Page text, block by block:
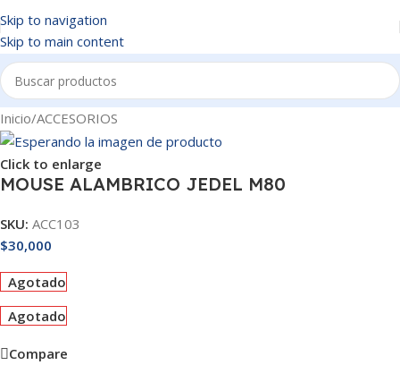
Skip to navigation
Skip to main content
Inicio/ACCESORIOS
Click to enlarge
MOUSE ALAMBRICO JEDEL M80
SKU: ACC103
$30,000
Agotado
Agotado
Compare